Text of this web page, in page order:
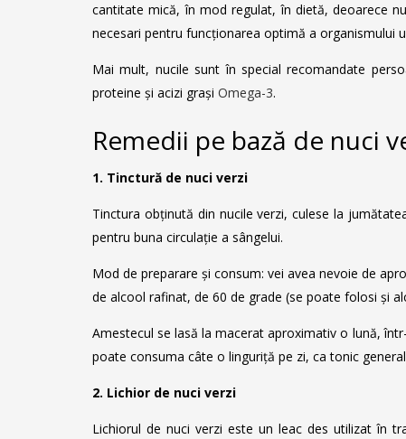
cantitate mică, în mod regulat, în dietă, deoarece
necesari pentru funcționarea optimă a organismului
Mai mult, nucile sunt în special recomandate
proteine și acizi grași Omega-3.
Remedii pe bază de nuci
1. Tinctură de nuci verzi
Tinctura obținută din nucile verzi, culese la
pentru buna circulație a sângelui.
Mod de preparare și consum: vei avea nevoie de
de alcool rafinat, de 60 de grade (se poate folosi și
Amestecul se lasă la macerat aproximativ o lună,
poate consuma câte o linguriță pe zi, ca tonic
2. Lichior de nuci verzi
Lichiorul de nuci verzi este un leac des utilizat în